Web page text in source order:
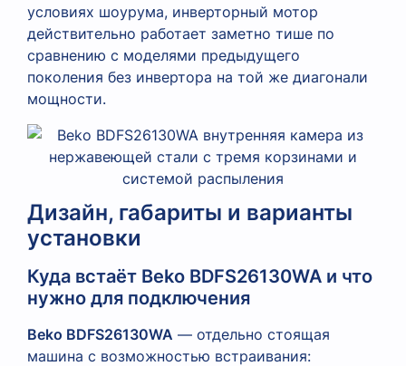
условиях шоурума, инверторный мотор
действительно работает заметно тише по
сравнению с моделями предыдущего
поколения без инвертора на той же диагонали
мощности.
Дизайн, габариты и варианты
установки
Куда встаёт Beko BDFS26130WA и что
нужно для подключения
Beko BDFS26130WA — отдельно стоящая
машина с возможностью встраивания: